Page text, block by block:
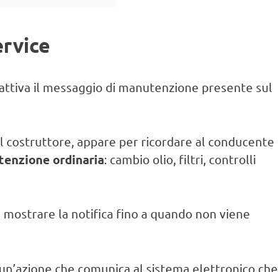
il messaggio di manutenzione presente sul
costruttore, appare per ricordare al conducente
ordinaria: cambio olio, filtri, controlli
mostrare la notifica fino a quando non viene
che comunica al sistema elettronico che